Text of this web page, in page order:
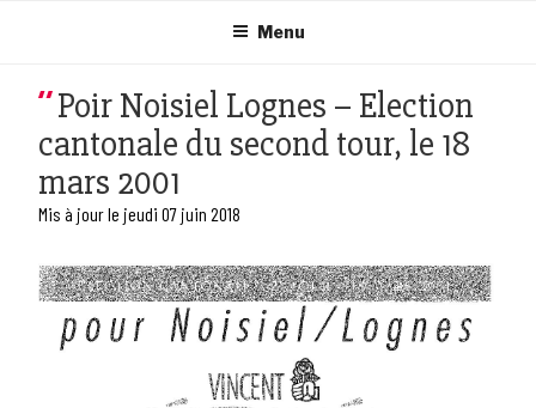
Menu
Poir Noisiel Lognes – Election
cantonale du second tour, le 18
mars 2001
Mis à jour le jeudi 07 juin 2018